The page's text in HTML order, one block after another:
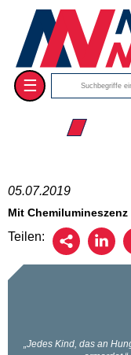
☰
☰ 2019
05.07.2019
Mit
Teilen: